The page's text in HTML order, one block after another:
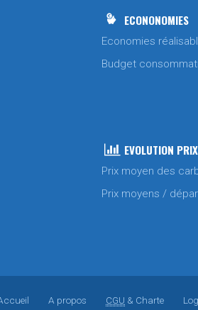
ECONONOMIES
Economies
Budget
EVOLUTION PRIX
Prix moyen des
Prix moyens /
A propos CGU & Charte